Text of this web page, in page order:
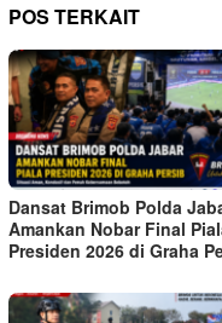
POS TERKAIT
Dansat Brimob Polda
Amankan Nobar Final
Presiden 2026 di Graha